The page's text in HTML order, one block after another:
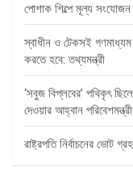
পোশাক শিল্পে মূল্য সংযোজন
স্বাধীন ও টেকসই
করতে হবে: তথ্যমন্ত্রী
‘সবুজ বিপ্লবের’ পথিকৃৎ
দেওয়ার আহ্বান
রাষ্ট্রপতি নির্বাচনের ভোট